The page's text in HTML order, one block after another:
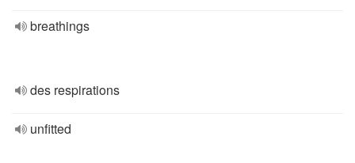
breathings
des respirations
unfitted